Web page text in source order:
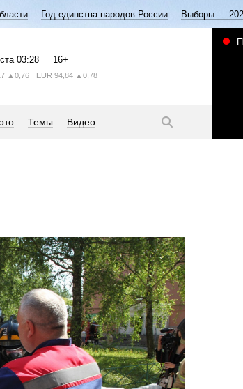
Год единства народов России Выборы —
03:28 16+
▲0,76 EUR 94,84 ▲0,78
Темы Видео